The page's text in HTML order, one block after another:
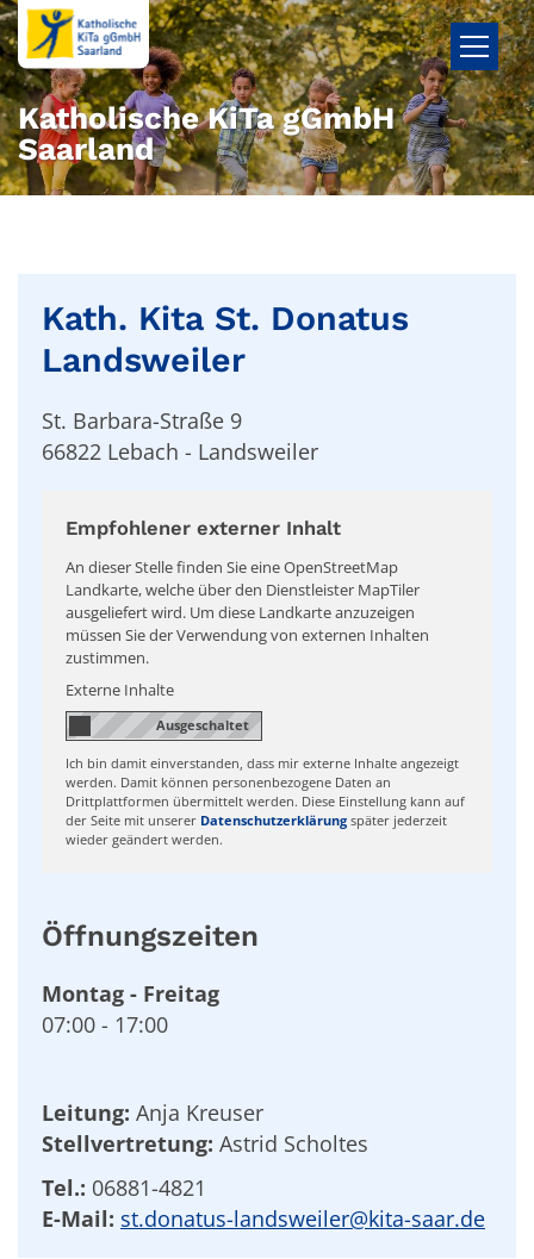
Zum Inhalt springen
Katholische KiTa gGmbH
Saarland
Kath. Kita St. Donatus
Landsweiler
St. Barbara-Straße 9
66822 Lebach - Landsweiler
Empfohlener externer Inhalt
An dieser Stelle finden Sie eine OpenStreetMap
Landkarte, welche über den Dienstleister MapTiler
ausgeliefert wird. Um diese Landkarte anzuzeigen
müssen Sie der Verwendung von externen Inhalten
zustimmen.
Externe Inhalte
Ich bin damit einverstanden, dass mir externe Inhalte angezeigt
werden. Damit können personenbezogene Daten an
Drittplattformen übermittelt werden. Diese Einstellung kann auf
der Seite mit unserer Datenschutzerklärung später jederzeit
wieder geändert werden.
Öffnungszeiten
Montag - Freitag
07:00 - 17:00
Leitung: Anja Kreuser
Stellvertretung: Astrid Scholtes
Tel.: 06881-4821
E-Mail: st.donatus-landsweiler@kita-saar.de